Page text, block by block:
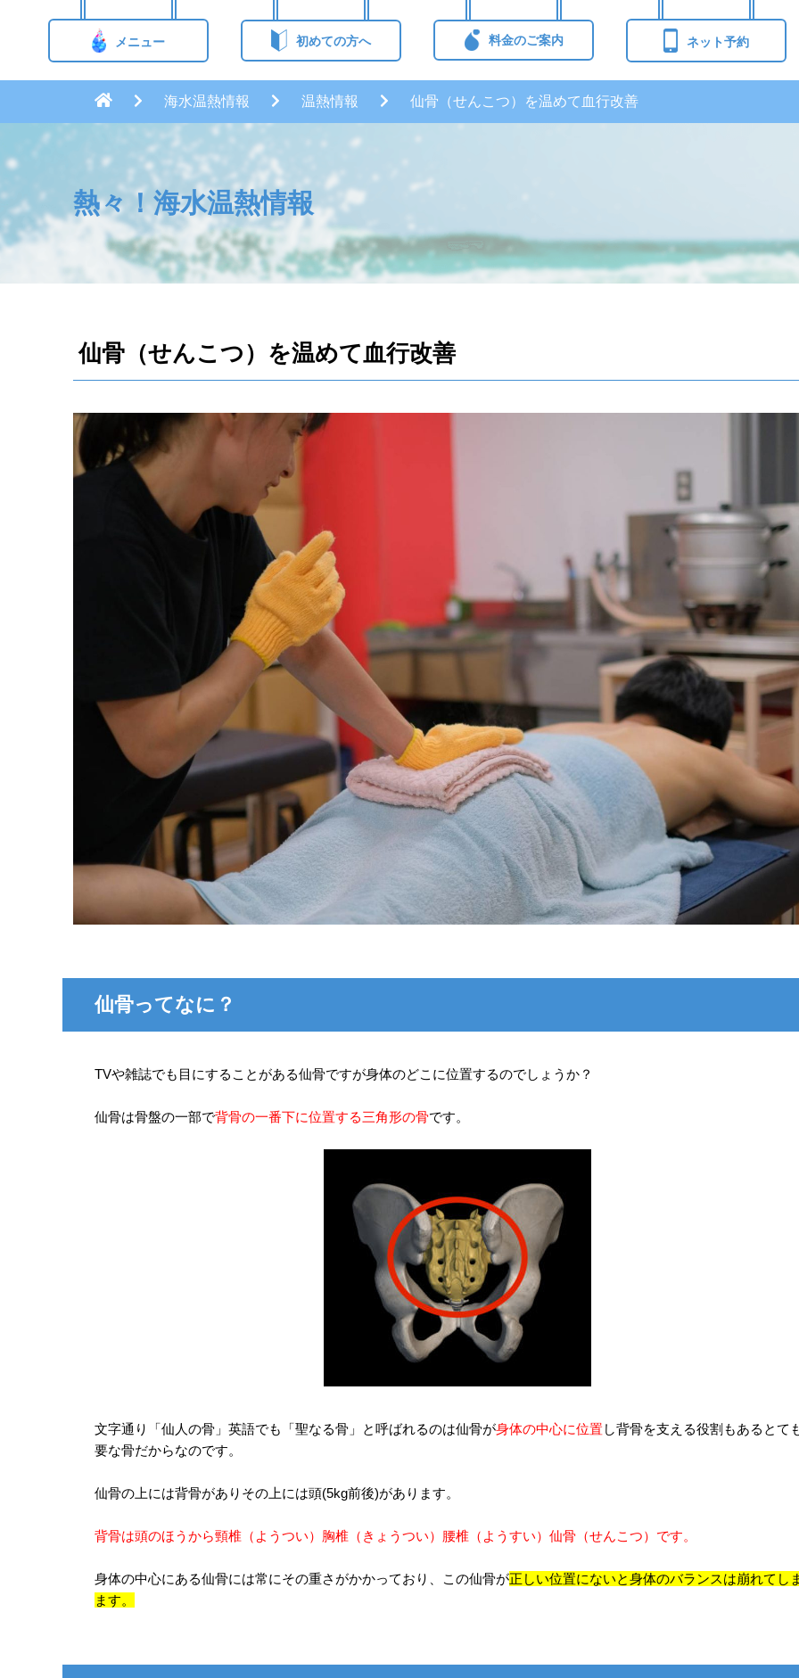
メニュー 初めての方へ 料金のご案内 ネット予約
海水温熱情報 温熱情報 仙骨（せんこつ）を温めて血行改善
熱々！海水温熱情報
仙骨（せんこつ）を温めて血行改善
仙骨ってなに？
TVや雑誌でも目にすることがある仙骨ですが身体のどこに位置するのでしょうか？
仙骨は骨盤の一部で背骨の一番下に位置する三角形の骨です。
文字通り「仙人の骨」英語でも「聖なる骨」と呼ばれるのは仙骨が身体の中心に位置し背骨を支える役割もあるとて
要な骨だからなのです。
仙骨の上には背骨がありその上には頭(5kg前後)があります。
背骨は頭のほうから頸椎（ようつい）胸椎（きょうつい）腰椎（ようすい）仙骨（せんこつ）です。
身体の中心にある仙骨には常にその重さがかかっており、この仙骨が正しい位置にないと身体のバランスは崩れてし
ます。